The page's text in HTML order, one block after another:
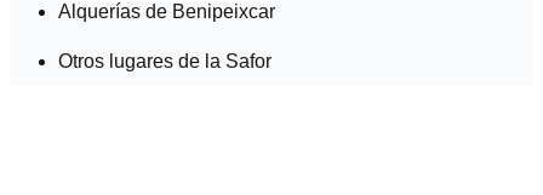
Alquerías de Benipeixcar
Otros lugares de la Safor